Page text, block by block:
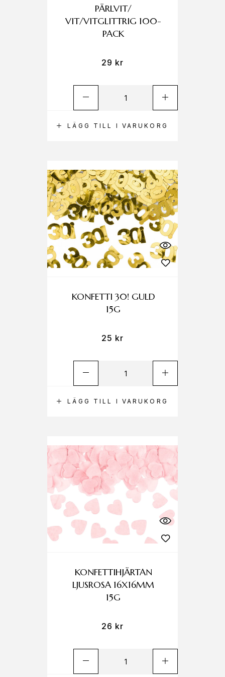
LÄGG TILL I VARUKORG
PÄRLVIT/
VIT/VITGLITTRIG 100-
PACK
29 kr
LÄGG TILL I VARUKORG
KONFETTI 30! GULD
15G
25 kr
KONFETTIHJÄRTAN
LJUSROSA 16X16MM
15G
26 kr